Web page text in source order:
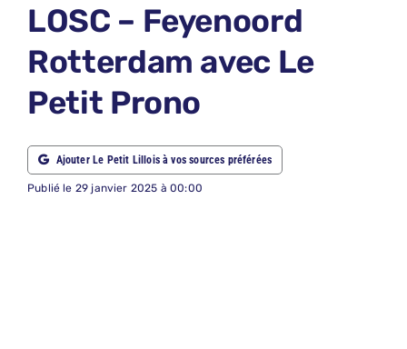
LOSC – Feyenoord
Rotterdam avec Le
Petit Prono
Ajouter Le Petit Lillois à vos sources préférées
Publié le 29 janvier 2025 à 00:00